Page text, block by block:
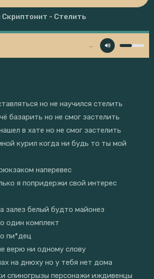
- Стелить
…
но не научился стелить
базарить но не смог застелить
в хате но не смог застелить
курил когда ни будь то ты мой
наперевес
я попридержи свой интерес
залез белый будто майонез
один комплект
пи*дец
верю ни одному слову
на днюху но у тебя нет дома
спиногрызы персонажи иждивенцы